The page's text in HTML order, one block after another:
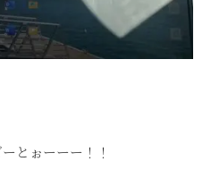
とぉーーー！！